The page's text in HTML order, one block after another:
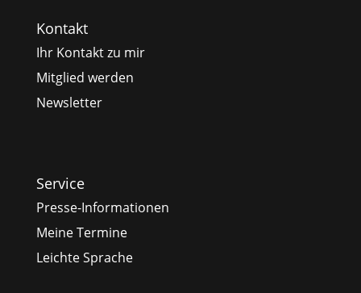
Kontakt
Ihr Kontakt zu mir
Mitglied werden
Newsletter
Service
Presse-Informationen
Meine Termine
Leichte Sprache